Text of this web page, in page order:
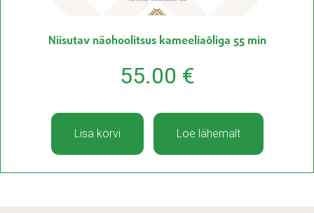
Niisutav näohoolitsus kameeliaõliga 55 min
55.00 €
Lisa korvi Loe lähemalt